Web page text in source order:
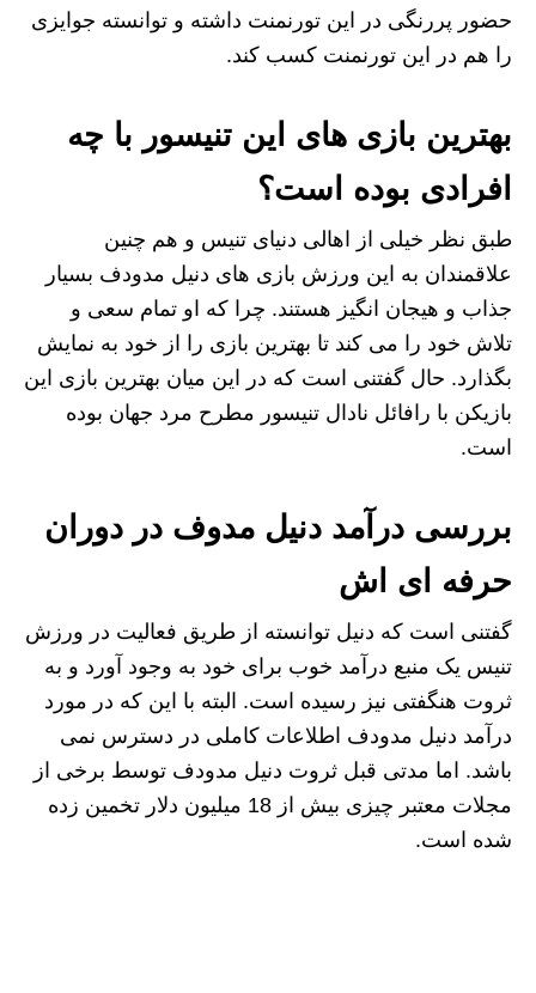
حضور پررنگی در این تورنمنت داشته و توانسته جوایزی
را هم در این تورنمنت کسب کند.
بهترین بازی های این تنیسور با چه
افرادی بوده است؟
طبق نظر خیلی از اهالی دنیای تنیس و هم چنین
علاقمندان به این ورزش بازی های دنیل مدودف بسیار
جذاب و هیجان انگیز هستند. چرا که او تمام سعی و
تلاش خود را می‌ کند تا بهترین بازی را از خود به نمایش
بگذارد. حال گفتنی است که در این میان بهترین بازی این
بازیکن با رافائل نادال تنیسور مطرح مرد جهان بوده
است.
بررسی درآمد دنیل مدوف در دوران
حرفه ای اش
گفتنی است که دنیل توانسته از طریق فعالیت در ورزش
تنیس یک منبع درآمد خوب برای خود به وجود آورد و به
ثروت هنگفتی نیز رسیده است. البته با این که در مورد
درآمد دنیل مدودف اطلاعات کاملی در دسترس نمی‌
باشد. اما مدتی قبل ثروت دنیل مدودف توسط برخی از
مجلات معتبر چیزی بیش از 18 میلیون دلار تخمین زده
شده است.